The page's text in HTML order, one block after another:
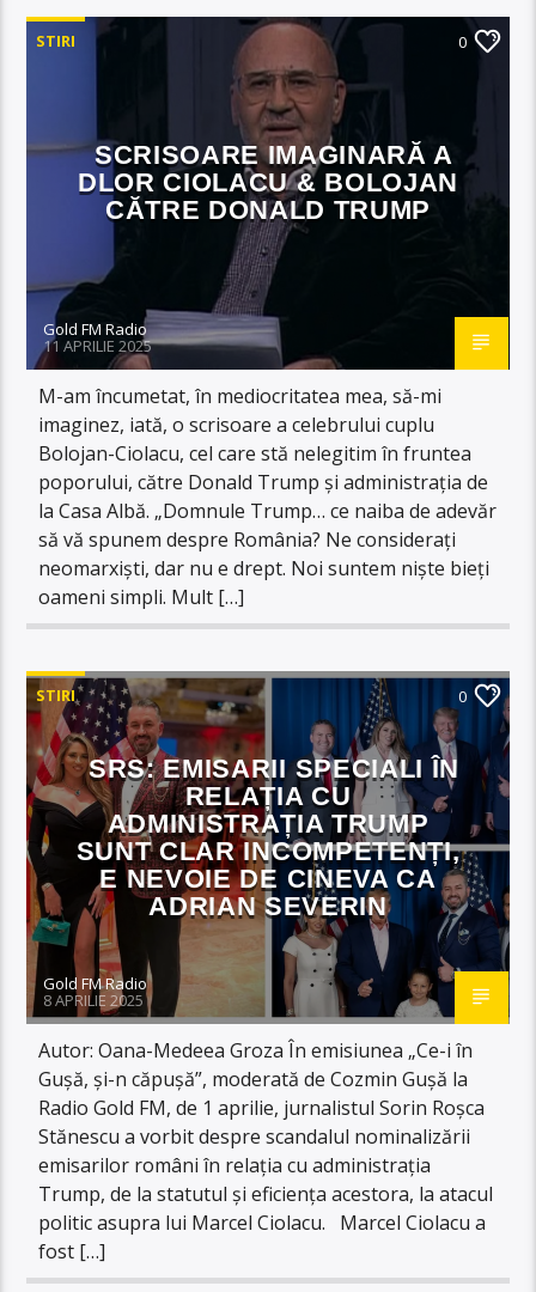
STIRI 0
SCRISOARE IMAGINARĂ A
DLOR CIOLACU & BOLOJAN
CĂTRE DONALD TRUMP
Gold FM Radio
11 APRILIE 2025
M-am încumetat, în mediocritatea mea, să-mi
imaginez, iată, o scrisoare a celebrului cuplu
Bolojan-Ciolacu, cel care stă nelegitim în fruntea
poporului, către Donald Trump și administrația de
la Casa Albă. „Domnule Trump… ce naiba de adevăr
să vă spunem despre România? Ne considerați
neomarxiști, dar nu e drept. Noi suntem niște bieți
oameni simpli. Mult […]
STIRI 0
SRS: EMISARII SPECIALI ÎN
RELAȚIA CU
ADMINISTRAȚIA TRUMP
SUNT CLAR INCOMPETENȚI,
E NEVOIE DE CINEVA CA
ADRIAN SEVERIN
Gold FM Radio
8 APRILIE 2025
Autor: Oana-Medeea Groza În emisiunea „Ce-i în
Gușă, și-n căpușă”, moderată de Cozmin Gușă la
Radio Gold FM, de 1 aprilie, jurnalistul Sorin Roșca
Stănescu a vorbit despre scandalul nominalizării
emisarilor români în relația cu administrația
Trump, de la statutul și eficiența acestora, la atacul
politic asupra lui Marcel Ciolacu. Marcel Ciolacu a
fost […]